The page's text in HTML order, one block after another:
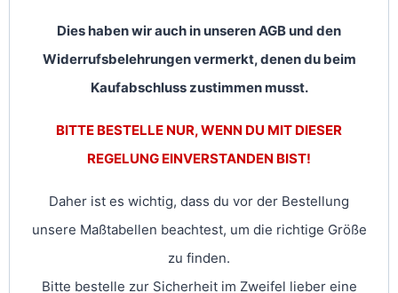
Dies haben wir auch in unseren AGB und den
Widerrufsbelehrungen vermerkt, denen du beim
Kaufabschluss zustimmen musst.
BITTE BESTELLE NUR, WENN DU MIT DIESER
REGELUNG EINVERSTANDEN BIST!
Daher ist es wichtig, dass du vor der Bestellung
unsere Maßtabellen beachtest, um die richtige Größe
zu finden.
Bitte bestelle zur Sicherheit im Zweifel lieber eine